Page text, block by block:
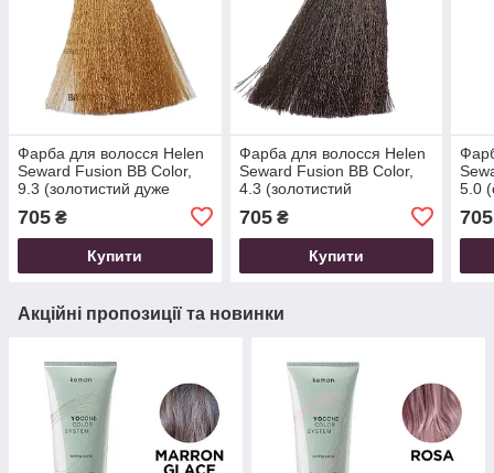
Фарба для волосся Helen
Seward Fusion BB Color,
9.3 (золотистий дуже
світлий блондин), 100 мл
705 ₴
Купити
Фарба для волосся Helen
Seward Fusion BB Color,
4.3 (золотистий
705₴
Купити
5.0
705
Акційні пропозиції та новинки